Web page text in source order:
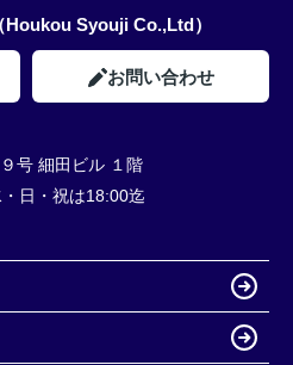
Syouji Co.,Ltd）
お問い合わせ
号 細田ビル １階
日・祝は18:00迄